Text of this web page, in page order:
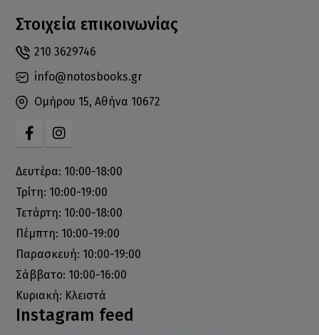
Στοιχεία επικοινωνίας
210 3629746
info@notosbooks.gr
Ομήρου 15, Αθήνα 10672
Δευτέρα: 10:00-18:00
Τρίτη: 10:00-19:00
Τετάρτη: 10:00-18:00
Πέμπτη: 10:00-19:00
Παρασκευή: 10:00-19:00
Σάββατο: 10:00-16:00
Κυριακή: Κλειστά
Instagram feed